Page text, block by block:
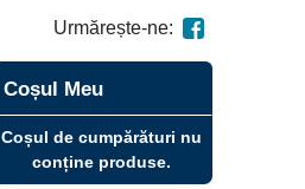
Urmărește-ne:
Coșul Meu
Coșul de cumpărături nu
conține produse.